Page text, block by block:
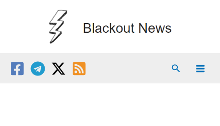
Suchen